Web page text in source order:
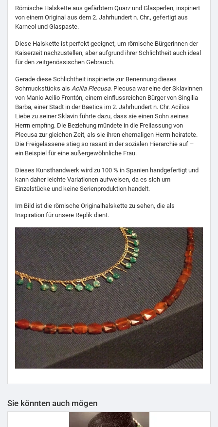
Römische Halskette aus gefärbtem Quarz und Glasperlen, inspiriert
von einem Original aus dem 2. Jahrhundert n. Chr., gefertigt aus
Karneol und Glaspaste.
Diese Halskette ist perfekt geeignet, um römische Bürgerinnen der
Kaiserzeit nachzustellen, aber aufgrund ihrer Schlichtheit auch ideal
für den zeitgenössischen Gebrauch.
Gerade diese Schlichtheit inspirierte zur Benennung dieses
Schmuckstücks als Acilia Plecusa. Plecusa war eine der Sklavinnen
von Manio Acilio Frontón, einem einflussreichen Bürger von Singilia
Barba, einer Stadt in der Baetica im 2. Jahrhundert n. Chr. Acilios
Liebe zu seiner Sklavin führte dazu, dass sie einen Sohn seines
Herrn empfing. Die Beziehung mündete in die Freilassung von
Plecusa zur gleichen Zeit, als sie ihren ehemaligen Herrn heiratete.
Die Freigelassene stieg so rasant in der sozialen Hierarchie auf –
ein Beispiel für eine außergewöhnliche Frau.
Dieses Kunsthandwerk wird zu 100 % in Spanien handgefertigt und
kann daher leichte Variationen aufweisen, da es sich um
Einzelstücke und keine Serienproduktion handelt.
Im Bild ist die römische Originalhalskette zu sehen, die als
Inspiration für unsere Replik dient.
Sie könnten auch mögen